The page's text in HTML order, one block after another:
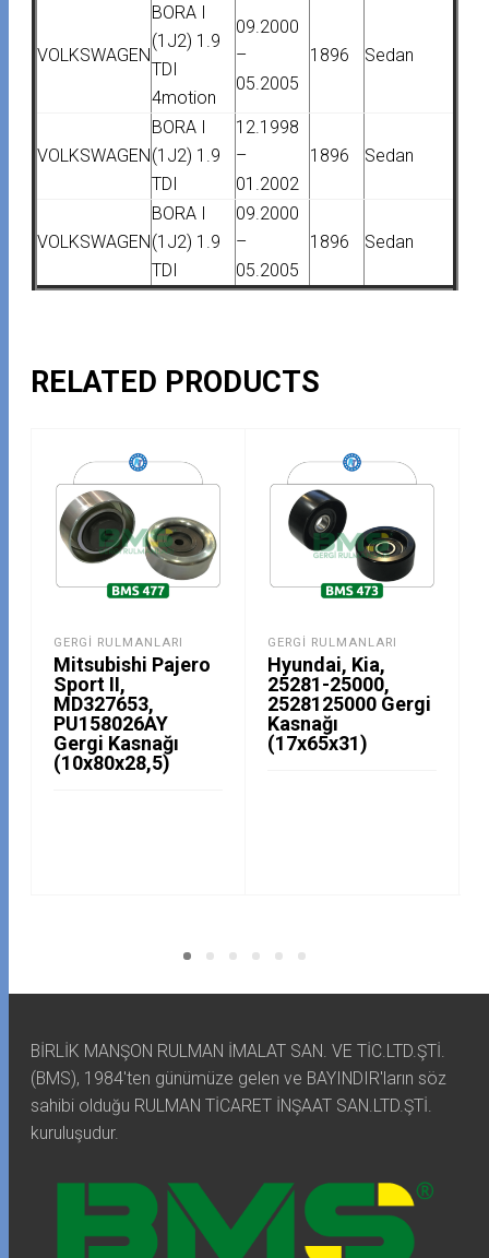
VOLKSWAGEN
BORA I
(1J2) 1.9
TDI
4motion
09.2000
–
05.2005
1896 Sedan
VOLKSWAGEN
BORA I
(1J2) 1.9
TDI
12.1998
–
01.2002
1896 Sedan
VOLKSWAGEN
BORA I
(1J2) 1.9
TDI
09.2000
–
05.2005
1896 Sedan
RELATED PRODUCTS
GERGI RULMANLARI
Mitsubishi Pajero
Sport II,
MD327653,
PU158026AY
Gergi Kasnağı
(10x80x28,5)
GERGI RULMANLARI
Hyundai, Kia,
25281-25000,
2528125000 Gergi
Kasnağı
(17x65x31)
BİRLİK MANŞON RULMAN İMALAT SAN. VE TİC.LTD.ŞTİ.
(BMS), 1984'ten günümüze gelen ve BAYINDIR'ların söz
sahibi olduğu RULMAN TİCARET İNŞAAT SAN.LTD.ŞTİ.
kuruluşudur.